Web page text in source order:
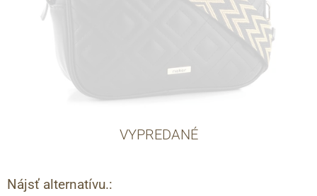
VYPREDANÉ
Nájsť alternatívu.: